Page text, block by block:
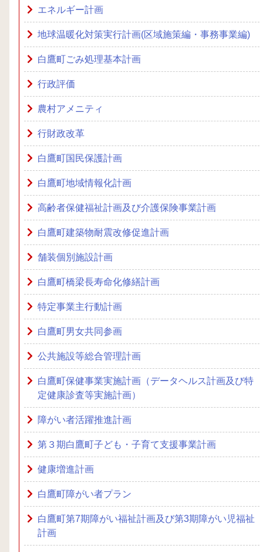
エネルギー計画
地球温暖化対策実行計画(区域施策編・事務事業編)
白鷹町ごみ処理基本計画
行政評価
農村アメニティ
行財政改革
白鷹町国民保護計画
白鷹町地域情報化計画
高齢者保健福祉計画及び介護保険事業計画
白鷹町建築物耐震改修促進計画
舗装個別施設計画
白鷹町橋梁長寿命化修繕計画
特定事業主行動計画
白鷹町男女共同参画
公共施設等総合管理計画
白鷹町保健事業実施計画（データヘルス計画及び特
定健康診査等実施計画）
障がい者活躍推進計画
第３期白鷹町子ども・子育て支援事業計画
健康増進計画
白鷹町障がい者プラン
白鷹町第7期障がい福祉計画及び第3期障がい児福祉
計画